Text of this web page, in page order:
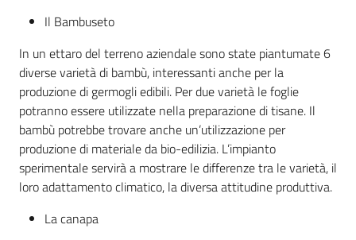
Il Bambuseto
In un ettaro del terreno aziendale sono state piantumate 6
diverse varietà di bambù, interessanti anche per la
produzione di germogli edibili. Per due varietà le foglie
potranno essere utilizzate nella preparazione di tisane. Il
bambù potrebbe trovare anche un’utilizzazione per
produzione di materiale da bio-edilizia. L’impianto
sperimentale servirà a mostrare le differenze tra le varietà, il
loro adattamento climatico, la diversa attitudine produttiva.
La canapa